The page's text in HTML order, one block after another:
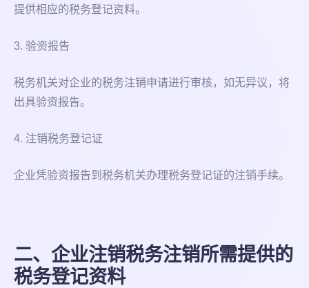
提供相应的税务登记资料。
3. 验资报告
税务机关对企业的税务注销申请进行审核，如无异议，将
出具验资报告。
4. 注销税务登记证
企业凭验资报告到税务机关办理税务登记证的注销手续。
二、企业注销税务注销所需提供的
税务登记资料